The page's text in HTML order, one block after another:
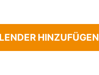
HINZUFÜGEN